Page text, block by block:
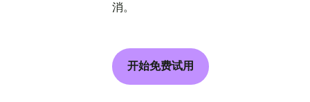
消。
开始免费试用